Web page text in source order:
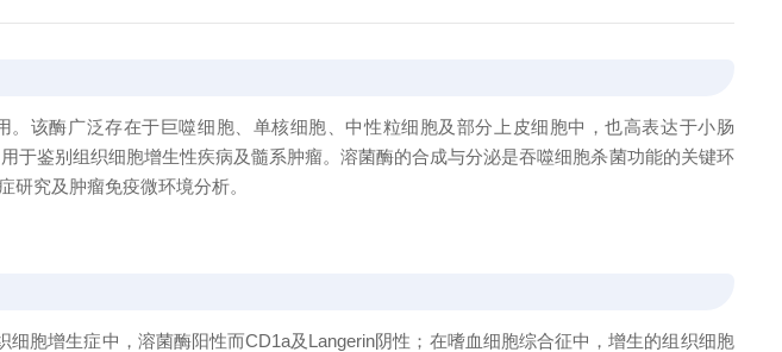
该酶广泛存在于巨噬细胞、单核细胞、中性粒细胞及部分上皮细胞中，也高表达于小肠
鉴别组织细胞增生性疾病及髓系肿瘤。溶菌酶的合成与分泌是吞噬细胞杀菌功能的关键环
究及肿瘤免疫微环境分析。
胞增生症中，溶菌酶阳性而CD1a及Langerin阴性；在嗜血细胞综合征中，增生的组织细胞